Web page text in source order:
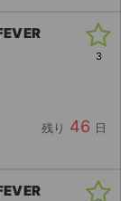
残り 46 日
3